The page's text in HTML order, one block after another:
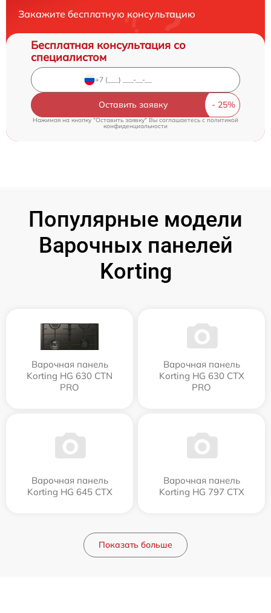
Закажите бесплатную консультацию
Бесплатная консультация со
специалистом
Оставить заявку
Нажимая на кнопку "Оставить заявку" Вы соглашаетесь cполитикой
конфиденциальности
Популярные модели
Варочных панелей
Korting
Варочная панель
Korting HG 630 CTN
PRO
Варочная панель
Korting HG 630 CTX
PRO
Варочная панель
Korting HG 645 CTX
Варочная панель
Korting HG 797 CTX
Показать больше